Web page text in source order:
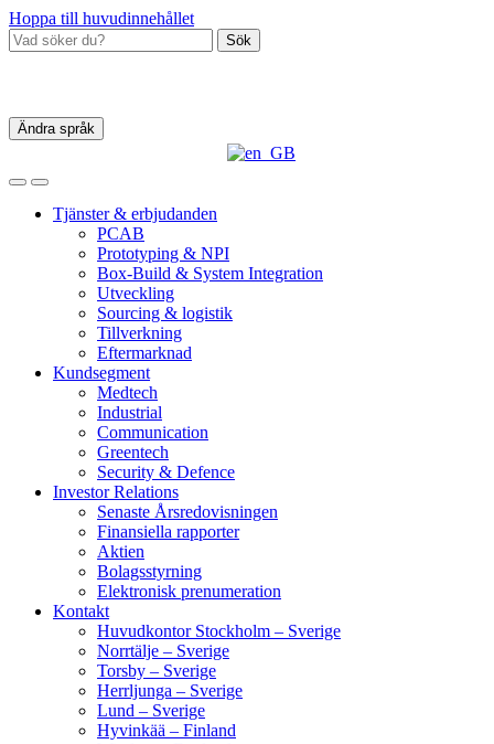
Hoppa till huvudinnehållet
Sök
Ändra språk
Tjänster & erbjudanden
PCAB
Prototyping & NPI
Box‑Build & System Integration
Utveckling
Sourcing & logistik
Tillverkning
Eftermarknad
Kundsegment
Medtech
Industrial
Communication
Greentech
Security & Defence
Investor Relations
Senaste Årsredovisningen
Finansiella rapporter
Aktien
Bolagsstyrning
Elektronisk prenumeration
Kontakt
Huvudkontor Stockholm – Sverige
Norrtälje – Sverige
Torsby – Sverige
Herrljunga – Sverige
Lund – Sverige
Hyvinkää – Finland